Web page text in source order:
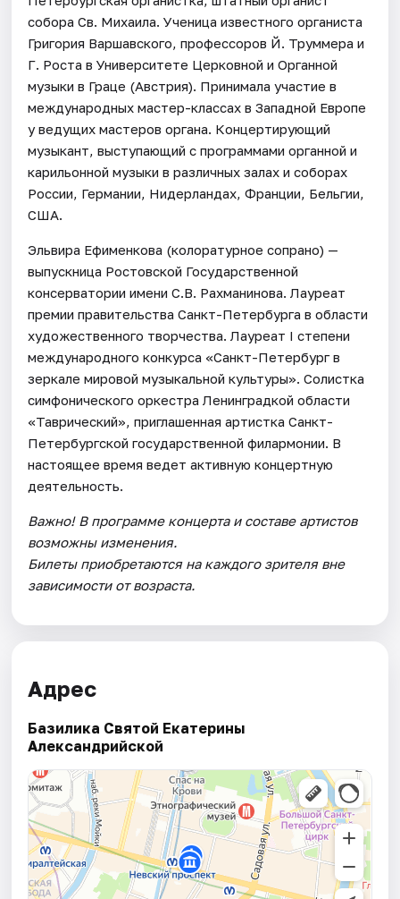
собора Св. Михаила. Ученица известного органиста
Григория Варшавского, профессоров Й. Труммера и
Г. Роста в Университете Церковной и Органной
музыки в Граце (Австрия). Принимала участие в
международных мастер-классах в Западной Европе
у ведущих мастеров органа. Концертирующий
музыкант, выступающий с программами органной и
карильонной музыки в различных залах и соборах
России, Германии, Нидерландах, Франции, Бельгии,
США.
Эльвира Ефименкова (колоратурное сопрано) —
выпускница Ростовской Государственной
консерватории имени С.В. Рахманинова. Лауреат
премии правительства Санкт-Петербурга в области
художественного творчества. Лауреат I степени
международного конкурса «Санкт-Петербург в
зеркале мировой музыкальной культуры». Солистка
симфонического оркестра Ленинградкой области
«Таврический», приглашенная артистка Санкт-
Петербургской государственной филармонии. В
настоящее время ведет активную концертную
деятельность.
Важно! В программе концерта и составе артистов
возможны изменения.
Билеты приобретаются на каждого зрителя вне
зависимости от возраста.
Адрес
Базилика Святой Екатерины
Александрийской